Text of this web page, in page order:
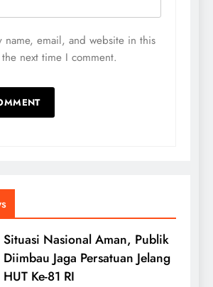
name, email, and website in this
next time I comment.
Situasi Nasional Aman, Publik
Diimbau Jaga Persatuan Jelang
HUT Ke-81 RI